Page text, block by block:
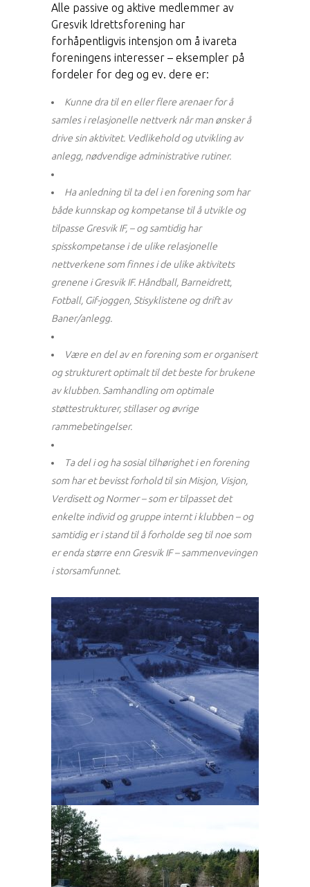
Alle passive og aktive medlemmer av
Gresvik Idrettsforening har
forhåpentligvis intensjon om å ivareta
foreningens interesser – eksempler på
fordeler for deg og ev. dere er:
Kunne dra til en eller flere arenaer for å
samles i relasjonelle nettverk når man ønsker å
drive sin aktivitet. Vedlikehold og utvikling av
anlegg, nødvendige administrative rutiner.
Ha anledning til ta del i en forening som har
både kunnskap og kompetanse til å utvikle og
tilpasse Gresvik IF, – og samtidig har
spisskompetanse i de ulike relasjonelle
nettverkene som finnes i de ulike aktivitets
grenene i Gresvik IF. Håndball, Barneidrett,
Fotball, Gif-joggen, Stisyklistene og drift av
Baner/anlegg.
Være en del av en forening som er organisert
og strukturert optimalt til det beste for brukene
av klubben. Samhandling om optimale
støttestrukturer, stillaser og øvrige
rammebetingelser.
Ta del i og ha sosial tilhørighet i en forening
som har et bevisst forhold til sin Misjon, Visjon,
Verdisett og Normer – som er tilpasset det
enkelte individ og gruppe internt i klubben – og
samtidig er i stand til å forholde seg til noe som
er enda større enn Gresvik IF – sammenvevingen
i storsamfunnet.